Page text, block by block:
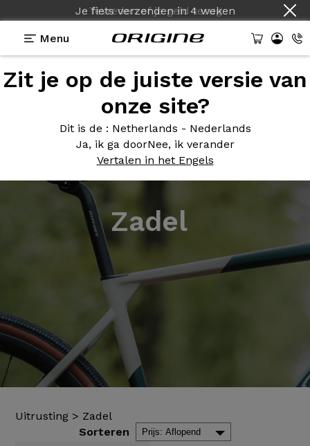
Je fiets verzendenin4 weken
Menu
Zit je op de juiste versie van
onze site?
Dit is de : Netherlands - Nederlands
Ja, ik ga doorNee, ik verander
Vertalen in het Engels
Zadel
Uitrusting> Zadel
Sorteren